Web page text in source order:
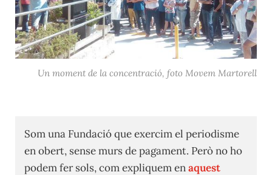
Un moment de la concentració, foto Movem Martorell
Som una Fundació que exercim el periodisme
en obert, sense murs de pagament. Però no ho
podem fer sols, com expliquem enaquest